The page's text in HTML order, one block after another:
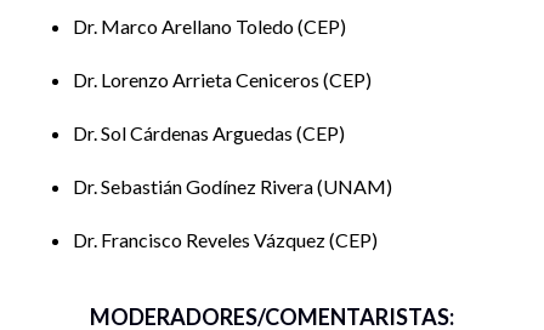
Francisco Reveles Vázquez
Organiza: Proyecto PAPIME IN303223
Dr. Marco Arellano Toledo CEP
Dr. Lorenzo Arrieta Ceniceros CEP
Dr. Sol Cárdenas Arguedas CEP
Dr. Sebastián Godínez Rivera UNAM
Dr. Francisco Reveles Vázquez CEP
MODERADORES/COMENTARISTAS: